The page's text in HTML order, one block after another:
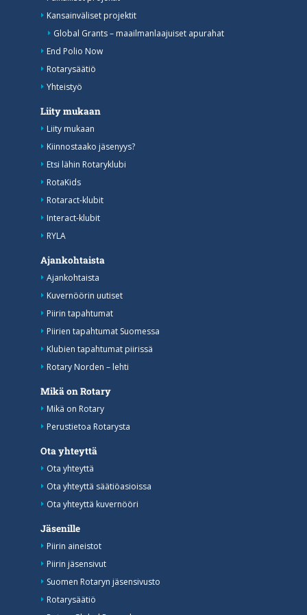
Kansainväliset projektit
Global Grants – maailmanlaajuiset apurahat
End Polio Now
Rotarysäätiö
Yhteistyö
Liity mukaan
Liity mukaan
Kiinnostaako jäsenyys?
Etsi lähin Rotaryklubi
RotaKids
Rotaract-klubit
Interact-klubit
RYLA
Ajankohtaista
Ajankohtaista
Kuvernöörin uutiset
Piirin tapahtumat
Piirien tapahtumat Suomessa
Klubien tapahtumat piirissä
Rotary Norden – lehti
Mikä on Rotary
Mikä on Rotary
Perustietoa Rotarysta
Ota yhteyttä
Ota yhteyttä
Ota yhteyttä säätiöasioissa
Ota yhteyttä kuvernööri
Jäsenille
Piirin aineistot
Piirin jäsensivut
Suomen Rotaryn jäsensivusto
Rotarysäätiö